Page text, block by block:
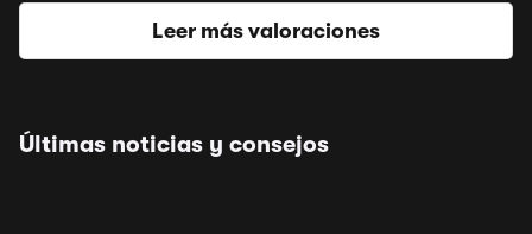
Leer más valoraciones
Últimas noticias y consejos